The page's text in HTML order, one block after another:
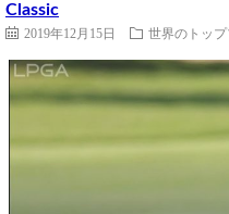
Classic
2019年12月15日 世界のトッ